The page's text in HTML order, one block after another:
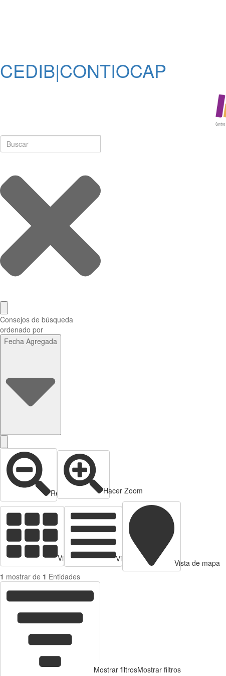
CEDIB|CONTIOCAP
Consejos de búsqueda
ordenado por
Fecha Agregada
Reducir zoom Hacer Zoom
Vista de tarjetas Vista de Tabla
Vista de mapa
1 mostrar de 1 Entidades
Mostrar filtrosMostrar filtros